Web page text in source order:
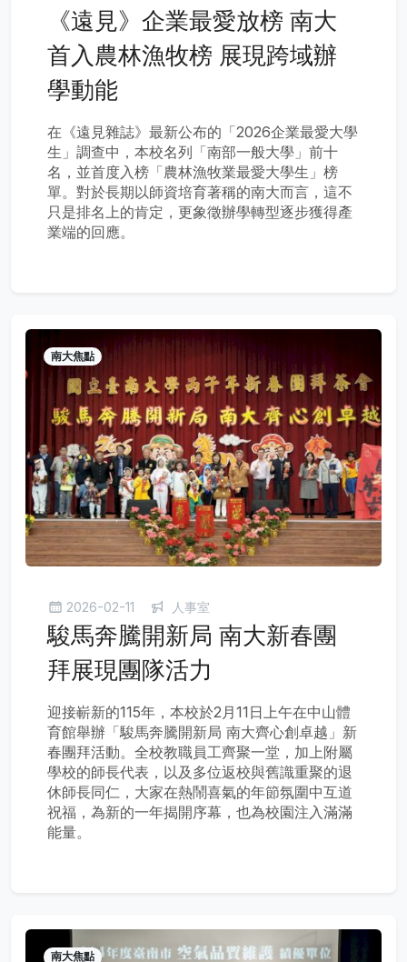
《遠見》企業最愛放榜 南大
首入農林漁牧榜 展現跨域辦
學動能
在《遠見雜誌》最新公布的「2026企業最愛大學
生」調查中，本校名列「南部一般大學」前十
名，並首度入榜「農林漁牧業最愛大學生」榜
單。對於長期以師資培育著稱的南大而言，這不
只是排名上的肯定，更象徵辦學轉型逐步獲得產
業端的回應。
南大焦點
2026-02-11 人事室
駿馬奔騰開新局 南大新春團
拜展現團隊活力
迎接嶄新的115年，本校於2月11日上午在中山體
育館舉辦「駿馬奔騰開新局 南大齊心創卓越」新
春團拜活動。全校教職員工齊聚一堂，加上附屬
學校的師長代表，以及多位返校與舊識重聚的退
休師長同仁，大家在熱鬧喜氣的年節氛圍中互道
祝福，為新的一年揭開序幕，也為校園注入滿滿
能量。
南大焦點